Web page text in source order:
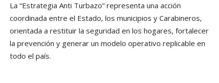
La “Estrategia Anti Turbazo” representa una acción
coordinada entre el Estado, los municipios y Carabineros,
orientada a restituir la seguridad en los hogares, fortalecer
la prevención y generar un modelo operativo replicable en
todo el país.